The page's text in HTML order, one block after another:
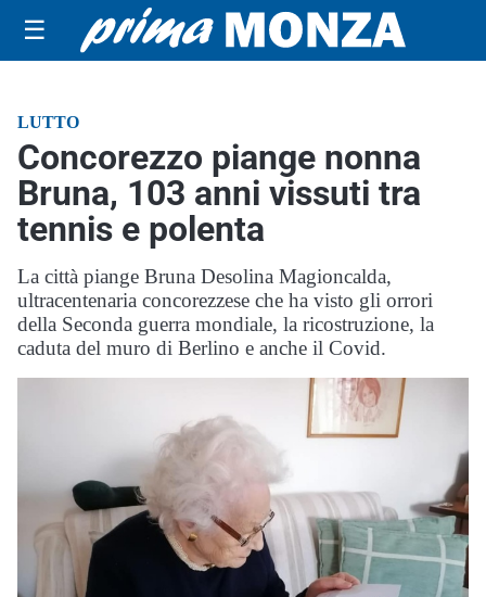
☰
LUTTO
Concorezzo piange nonna
Bruna, 103 anni vissuti tra
tennis e polenta
La città piange Bruna Desolina Magioncalda,
ultracentenaria concorezzese che ha visto gli orrori
della Seconda guerra mondiale, la ricostruzione, la
caduta del muro di Berlino e anche il Covid.